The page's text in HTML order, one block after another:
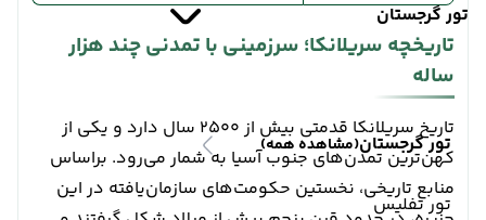
تور گرجستان
تور گرجستان(مشاهده همه)
تور تفلیس
تاریخچه سریلانکا؛ سرزمینی با تمدنی چند هزار
ساله
تاریخ سریلانکا قدمتی بیش از ۲۵۰۰ سال دارد و یکی از
کهن‌ترین تمدن‌های جنوب آسیا به شمار می‌رود. براساس
منابع تاریخی، نخستین حکومت‌های سازمان‌یافته در این